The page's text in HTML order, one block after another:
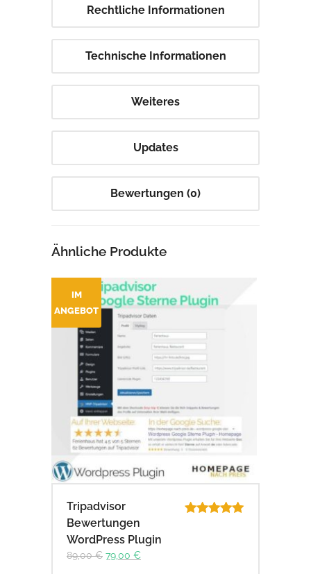
Rechtliche Informationen
Technische Informationen
Weiteres
Updates
Bewertungen (0)
Ähnliche Produkte
IM
ANGEBOT
Tripadvisor
Bewertungen
WordPress Plugin
89,00€ Ursprünglicher
79,00 €Aktueller